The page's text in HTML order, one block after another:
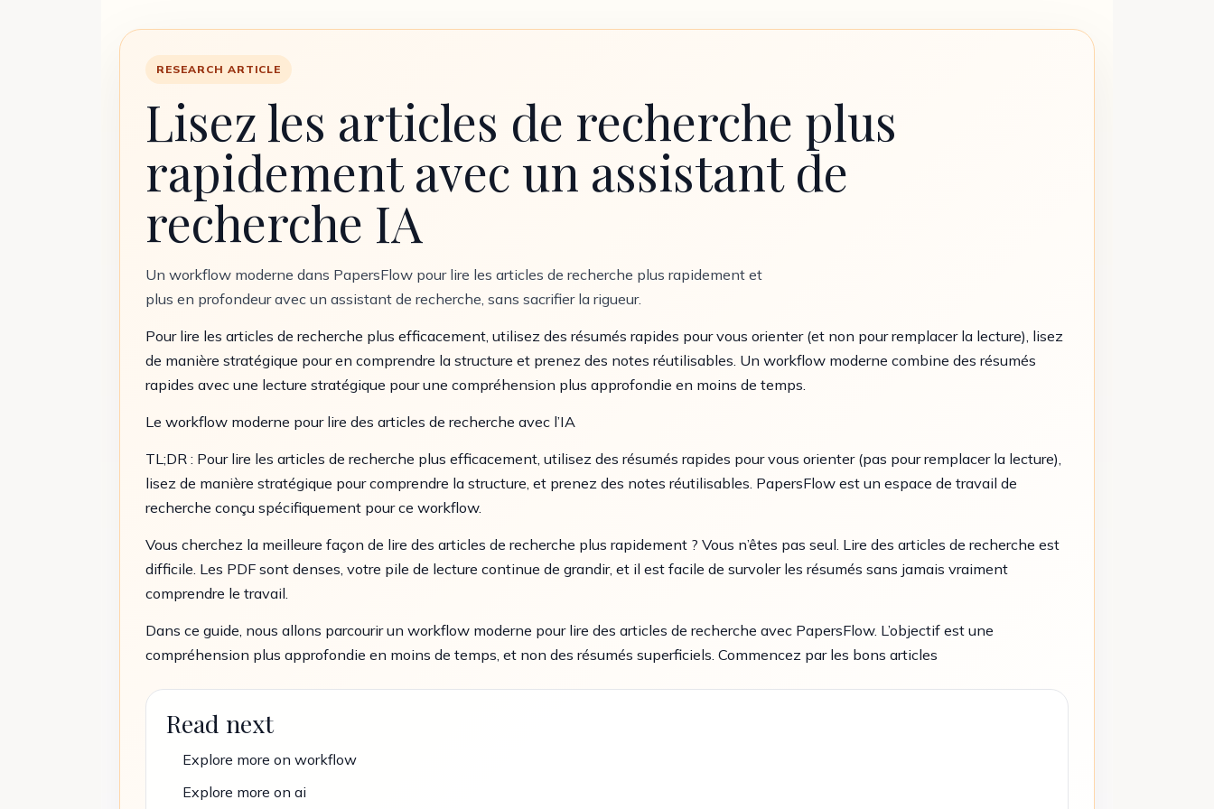
RESEARCH ARTICLE
Lisez les articles de recherche plus
rapidement avec un assistant de
recherche IA
Un workflow moderne dans PapersFlow pour lire les articles de recherche plus rapidement et
plus en profondeur avec un assistant de recherche, sans sacrifier la rigueur.
Pour lire les articles de recherche plus efficacement, utilisez des résumés rapides pour vous orienter (et non pour remplacer la lecture), lisez
de manière stratégique pour en comprendre la structure et prenez des notes réutilisables. Un workflow moderne combine des résumés
rapides avec une lecture stratégique pour une compréhension plus approfondie en moins de temps.
Le workflow moderne pour lire des articles de recherche avec l’IA
TL;DR : Pour lire les articles de recherche plus efficacement, utilisez des résumés rapides pour vous orienter (pas pour remplacer la lecture),
lisez de manière stratégique pour comprendre la structure, et prenez des notes réutilisables. PapersFlow est un espace de travail de
recherche conçu spécifiquement pour ce workflow.
Vous cherchez la meilleure façon de lire des articles de recherche plus rapidement ? Vous n’êtes pas seul. Lire des articles de recherche est
difficile. Les PDF sont denses, votre pile de lecture continue de grandir, et il est facile de survoler les résumés sans jamais vraiment
comprendre le travail.
Dans ce guide, nous allons parcourir un workflow moderne pour lire des articles de recherche avec PapersFlow. L’objectif est une
compréhension plus approfondie en moins de temps, et non des résumés superficiels. Commencez par les bons articles
Read next
Explore more on workflow
Explore more on ai